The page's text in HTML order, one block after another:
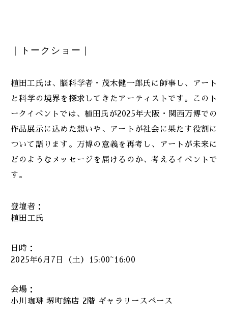
｜トークショー｜
植田工氏は、脳科学者・茂木健一郎氏に師事し、アート
と科学の境界を探求してきたアーティストです。このト
ークイベントでは、植田氏が2025年大阪・関西万博での
作品展示に込めた想いや、アートが社会に果たす役割に
ついて語ります。万博の意義を再考し、アートが未来に
どのようなメッセージを届けるのか、考えるイベントで
す。
登壇者：
植田工氏
日時：
2025年6月7日（土）15:00~16:00
会場：
小川珈琲 堺町錦店 2階 ギャラリースペース